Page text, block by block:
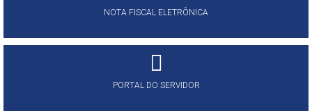
NOTA FISCAL ELETRÔNICA
PORTAL DO SERVIDOR